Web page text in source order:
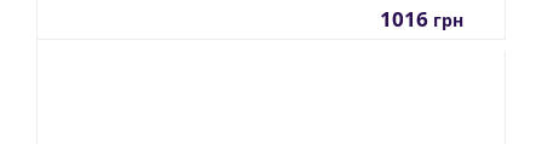
1016 грн